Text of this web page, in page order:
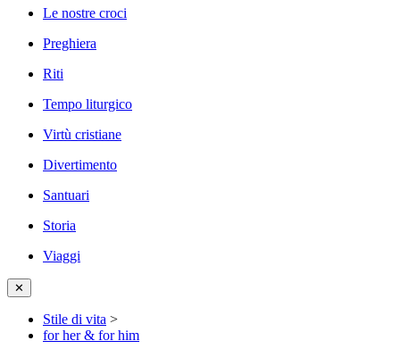
Le nostre croci
Preghiera
Riti
Tempo liturgico
Virtù cristiane
Divertimento
Santuari
Storia
Viaggi
✕
Stile di vita >
for her & for him